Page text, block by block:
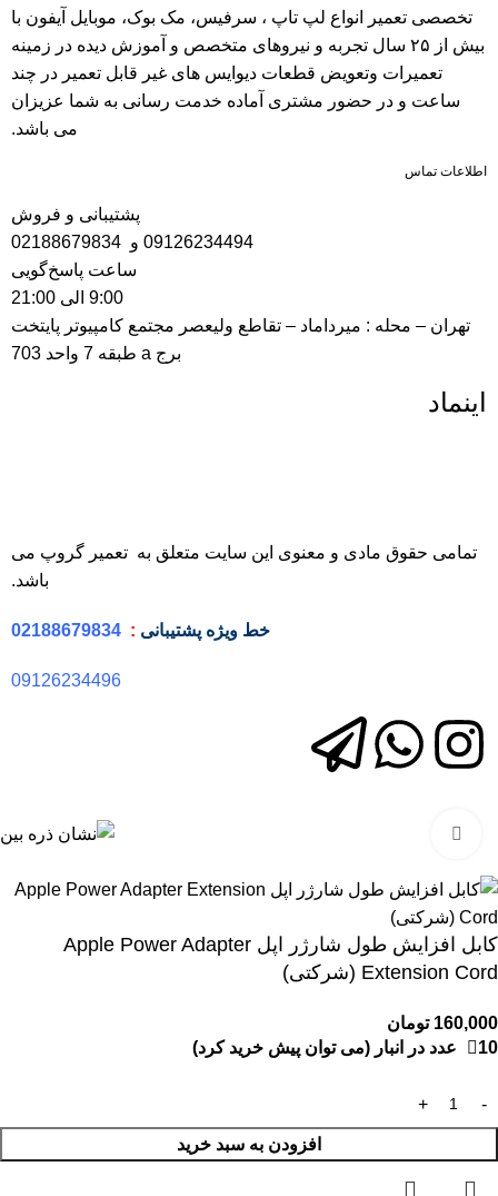
تخصصی تعمیر انواع لپ تاپ ، سرفیس، مک بوک، موبایل آیفون با
بیش از ۲۵ سال تجربه و نیرو‌های متخصص و آموزش دیده در زمینه
تعمیرات وتعویض قطعات دیوایس های غیر قابل تعمیر در چند
ساعت و در حضور مشتری آماده خدمت رسانی به شما عزیزان
می باشد.
اطلاعات تماس
پشتیبانی و فروش
09126234494 و
ساعت پاسخ‌گویی
9:00 الی 21:00
تهران – محله : میرداماد – تقاطع ولیعصر مجتمع کامپیوتر پایتخت
برج a طبقه 7 واحد 703
اینماد
تمامی حقوق مادی و معنوی این سایت متعلق به تعمیر گروپ می
باشد.
خط ویژه پشتیبانی :
02188679834
09126234496
کابل افزایش طول شارژر اپل Apple Power Adapter
Extension Cord (شرکتی)
160,000 تومان
10 عدد در انبار (می توان پیش خرید کرد)
افزودن به سبد خرید